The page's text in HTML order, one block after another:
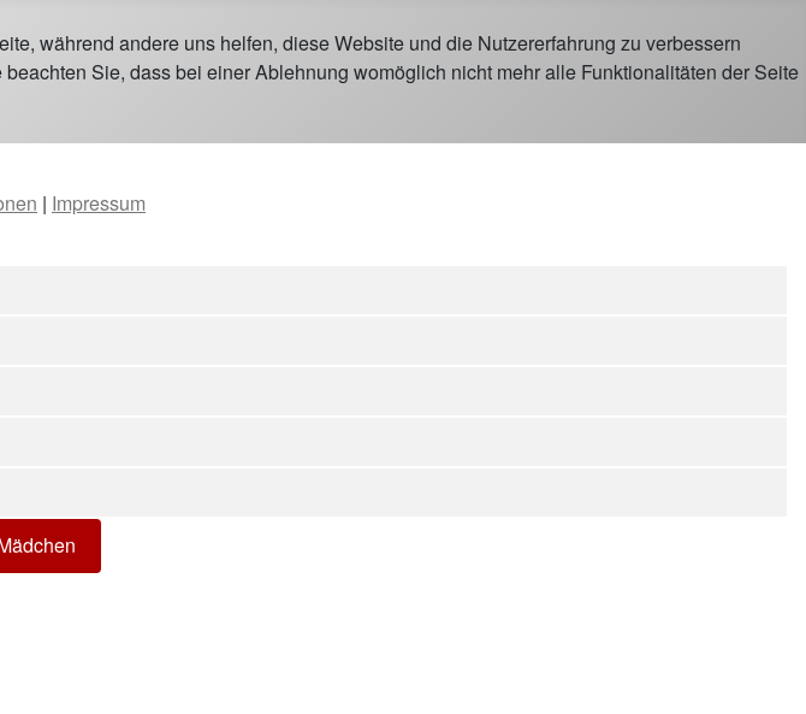
während andere uns helfen, diese Website und die Nutzererfahrung zu verbessern
Sie, dass bei einer Ablehnung womöglich nicht mehr alle Funktionalitäten der Seite
| Impressum